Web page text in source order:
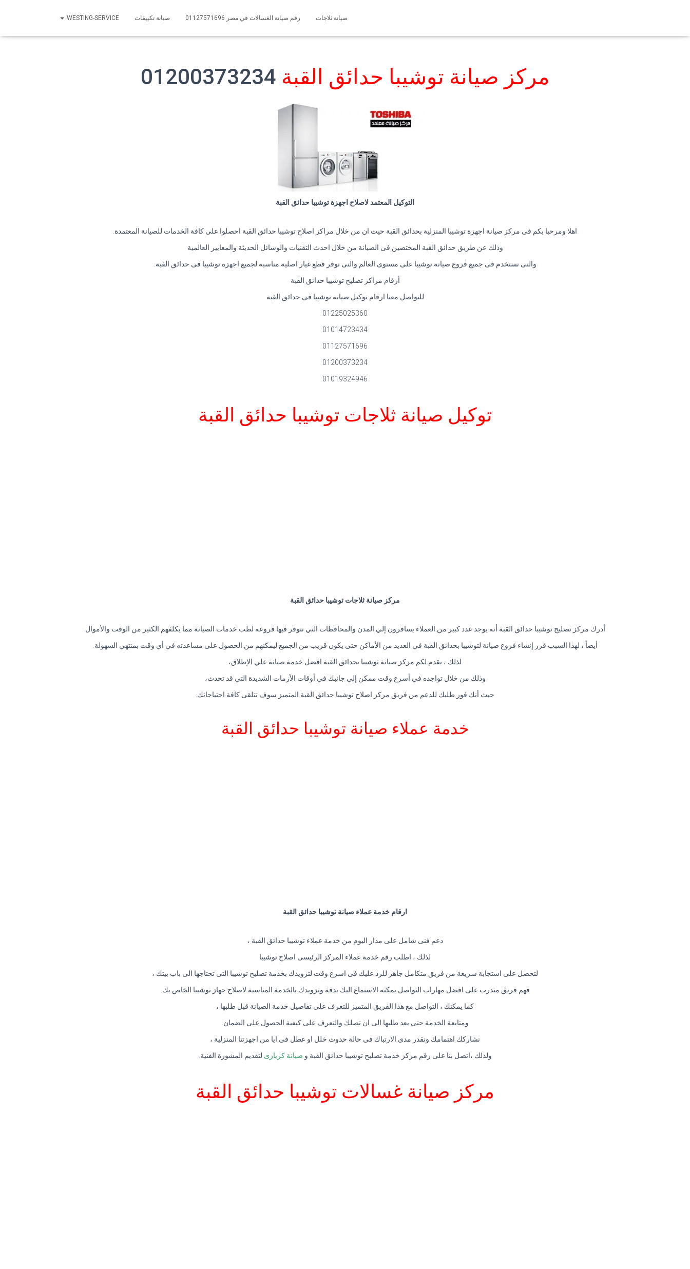
صيانة ثلاجات رقم صيانة الغسالات في مصر 01127571696 صيانة تكييفات WESTING-SERVICE
مركز صيانة توشيبا حدائق القبة
التوكيل المعتمد لاصلاح اجهزة توشيبا حدائق القبة
اهلا ومرحبا بكم فى مركز صيانة اجهزة توشيبا المنزلية بحدائق القبة حيث ان من خلال مراكز اصلاح توشيبا حدائق القبة احصلوا على كافة الخدمات للصيانة المعتمدة.
وذلك عن طريق حدائق القبة المختصين فى الصيانة من خلال احدث التقنيات والوسائل الحديثة والمعايير العالمية
والتى تستخدم فى جميع فروع صيانة توشيبا على مستوى العالم والتى توفر قطع غيار اصلية مناسبة لجميع اجهزة توشيبا فى حدائق القبة.
أرقام مراكز تصليح توشيبا حدائق القبة
للتواصل معنا ارقام توكيل صيانة توشيبا فى حدائق القبة
01225025360
01014723434
01127571696
01200373234
01019324946
توكيل صيانة ثلاجات توشيبا حدائق القبة
مركز صيانة ثلاجات توشيبا حدائق القبة
أدرك مركز تصليح توشيبا حدائق القبة أنه يوجد عدد كبير من العملاء يسافرون إلي المدن والمحافظات التي تتوفر فيها فروعه لطب خدمات الصيانة مما يكلفهم الكثير من الوقت والأموال
أيضاً ، لهذا السبب قرر إنشاء فروع صيانة لتوشيبا بحدائق القبة في العديد من الأماكن حتى يكون قريب من الجميع ليمكنهم من الحصول على مساعدته في أي وقت بمنتهي السهولة.
لذلك ، يقدم لكم مركز صيانة توشيبا بحدائق القبة افضل خدمة صيانة علي الإطلاق،
وذلك من خلال تواجده في أسرع وقت ممكن إلي جانبك في أوقات الأزمات الشديدة التي قد تحدث،
حيث أنك فور طلبك للدعم من فريق مركز اصلاح توشيبا حدائق القبة المتميز سوف تتلقى كافة احتياجاتك.
خدمة عملاء صيانة توشيبا حدائق القبة
ارقام خدمة عملاء صيانة توشيبا حدائق القبة
دعم فنى شامل على مدار اليوم من خدمة عملاء توشيبا حدائق القبة ،
لذلك ، اطلب رقم خدمة عملاء المركز الرئيسى اصلاح توشيبا
لتحصل على استجابة سريعة من فريق متكامل جاهز للرد عليك فى اسرع وقت لتزويدك بخدمة تصليح توشيبا التى تحتاجها الى باب بيتك ،
فهم فريق متدرب على افضل مهارات التواصل يمكنه الاستماع اليك بدقة وتزويدك بالخدمة المناسبة لاصلاح جهاز توشيبا الخاص بك.
كما يمكنك ، التواصل مع هذا الفريق المتميز للتعرف على تفاصيل خدمة الصيانة قبل طلبها ،
ومتابعة الخدمة حتى بعد طلبها الى ان تصلك والتعرف على كيفية الحصول على الضمان.
نشاركك اهتمامك ونقدر مدى الارتباك فى حالة حدوث خلل او عطل فى ايا من اجهزتنا المنزلية ،
ولذلك ،اتصل بنا على رقم مركز خدمة تصليح توشيبا حدائق القبة و صيانة كريازى لتقديم المشورة الفنية.
مركز صيانة غسالات توشيبا حدائق القبة